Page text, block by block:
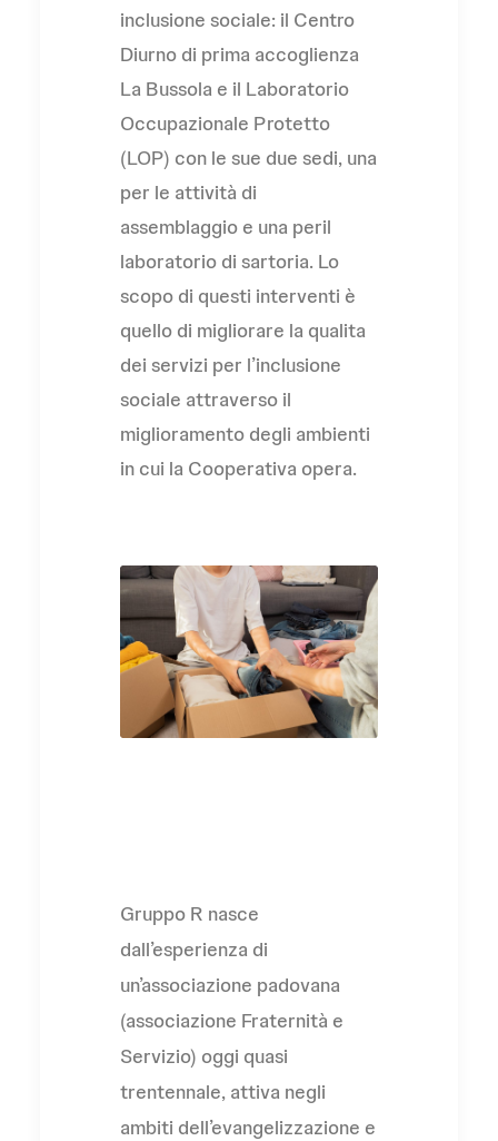
inclusione sociale: il Centro
Diurno di prima accoglienza
La Bussola e il Laboratorio
Occupazionale Protetto
(LOP) con le sue due sedi, una
per le attività di
assemblaggio e una peril
laboratorio di sartoria. Lo
scopo di questi interventi è
quello di migliorare la qualita
dei servizi per l’inclusione
sociale attraverso il
miglioramento degli ambienti
in cui la Cooperativa opera.
Gruppo R nasce
dall’esperienza di
un’associazione padovana
(associazione Fraternità e
Servizio) oggi quasi
trentennale, attiva negli
ambiti dell’evangelizzazione e